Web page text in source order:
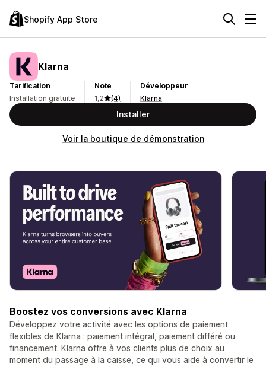
Shopify App Store
Klarna
Tarification
Installation gratuite
Note
1,2
(4)
Développeur
Klarna
Installer
Voir la boutique de démonstration
Boostez vos conversions avec Klarna
Développez votre activité avec les options de paiement
flexibles de Klarna : paiement intégral, paiement différé ou
financement. Klarna offre à vos clients plus de choix au
moment du passage à la caisse, ce qui vous aide à convertir le